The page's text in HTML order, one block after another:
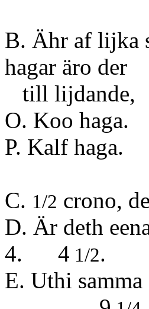
B. Ähr af lijka
hagar äro der
till lijdande,
O. Koo haga.
P. Kalf haga.
C. 1/2 crono,
D. Är deth
4. 4 1/2.
E. Uthi